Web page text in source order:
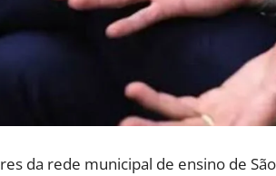
da rede municipal de ensino de